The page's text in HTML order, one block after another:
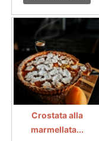
Crostata alla
marmellata...